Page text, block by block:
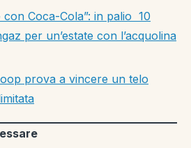
con Coca-Cola”: in palio 10
per un’estate con l’acquolina
prova a vincere un telo